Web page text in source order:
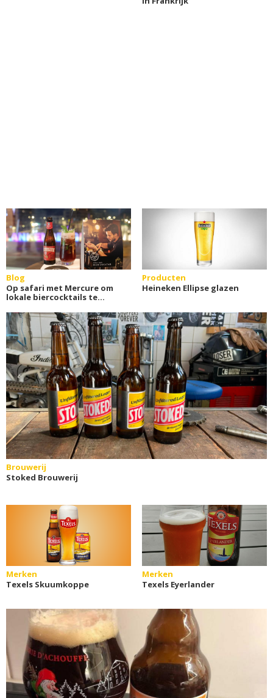
Blog
Op safari met Mercure om
lokale biercocktails te
Producten
Heineken Ellipse glazen
Brouwerij
Stoked Brouwerij
Merken
Texels Skuumkoppe
Merken
Texels Eyerlander